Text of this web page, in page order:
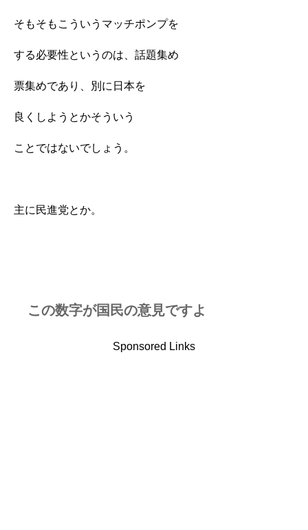
そもそもこういうマッチポンプを
する必要性というのは、話題集め
票集めであり、別に日本を
良くしようとかそういう
ことではないでしょう。
主に民進党とか。
この数字が国民の意見ですよ
Sponsored Links